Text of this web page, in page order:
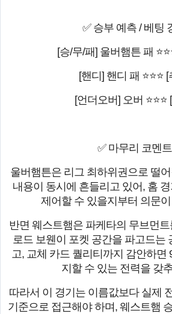
✅ 승부 예측 / 베팅
[승/무/패] 울버햄튼 패
[핸디] 핸디 패 ⭐⭐⭐
[언더오버] 오버 ⭐⭐⭐
✅ 마무리 코멘트
울버햄튼은 리그 최하위권으로 떨어
내용이 동시에 흔들리고 있어, 홈
제어할 수 있을지부터 의문
반면 웨스트햄은 파케타의 무브먼트
로드 보웬이 포켓 공간을 파고드는
고, 교체 카드 퀄리티까지 감안하면
지할 수 있는 전력을 갖
따라서 이 경기는 이름값보다 실제
기준으로 접근해야 하며, 웨스트햄